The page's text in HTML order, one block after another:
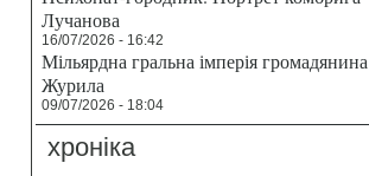
Лучанова
16/07/2026 - 16:42
Мільярдна гральна імперія громадянина
Журила
09/07/2026 - 18:04
хроніка